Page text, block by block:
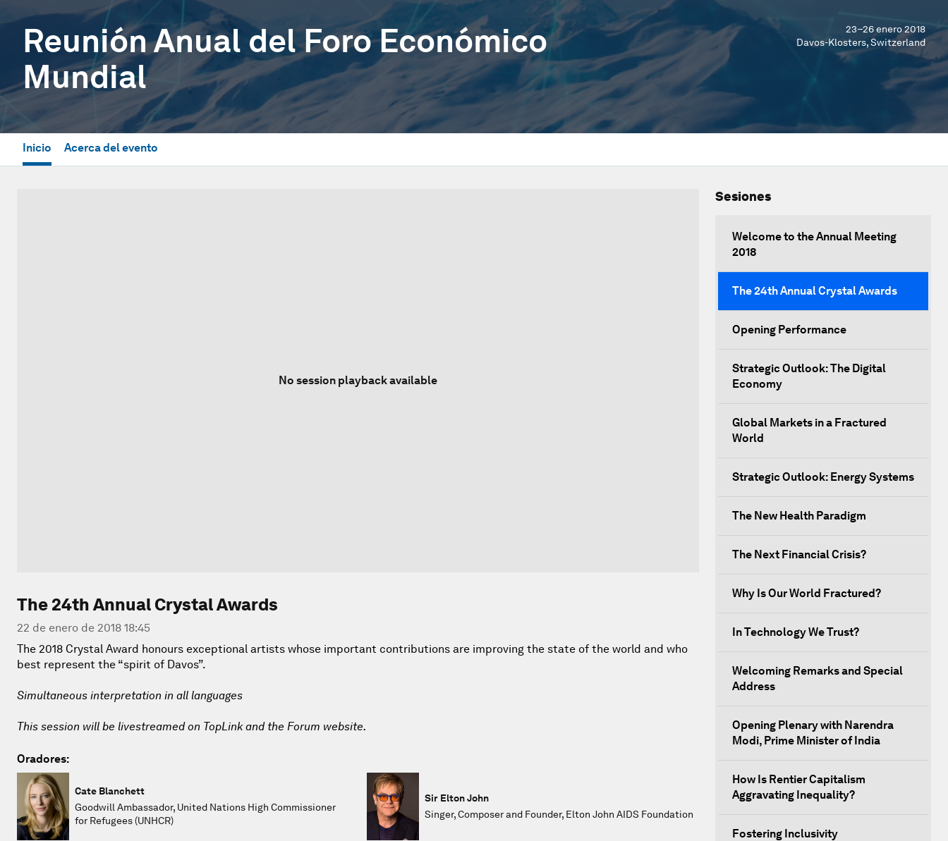
Reunión Anual del Foro Económico
Mundial
23–26 enero 2018
Davos-Klosters, Switzerland
Inicio Acerca del evento
No session playback available
The 24th Annual Crystal Awards
22 de enero de 2018 18:45
The 2018 Crystal Award honours exceptional artists whose important contributions are improving the state of the world and who
best represent the “spirit of Davos”.
Simultaneous interpretation in all languages
This session will be livestreamed on TopLink and the Forum website.
Oradores:
Cate Blanchett
Goodwill Ambassador, United Nations High Commissioner
for Refugees (UNHCR)
Sir Elton John
Singer, Composer and Founder, Elton John AIDS Foundation
Sesiones
Welcome to the Annual Meeting
2018
The 24th Annual Crystal Awards
Opening Performance
Strategic Outlook: The Digital
Economy
Global Markets in a Fractured
World
Strategic Outlook: Energy Systems
The New Health Paradigm
The Next Financial Crisis?
Why Is Our World Fractured?
In Technology We Trust?
Welcoming Remarks and Special
Address
Opening Plenary with Narendra
Modi, Prime Minister of India
How Is Rentier Capitalism
Aggravating Inequality?
Fostering Inclusivity